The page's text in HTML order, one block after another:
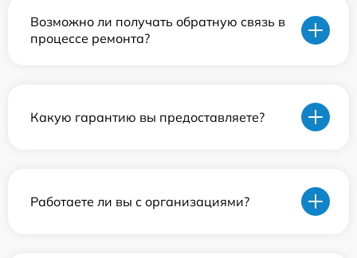
Возможно ли получать обратную связь в
процессе ремонта?
Какую гарантию вы предоставляете?
Работаете ли вы с организациями?